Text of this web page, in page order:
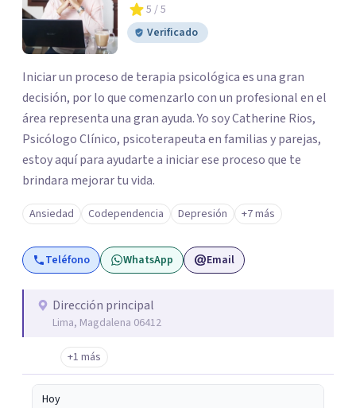
5 / 5
Verificado
Iniciar un proceso de terapia psicológica es una gran
decisión, por lo que comenzarlo con un profesional en el
área representa una gran ayuda. Yo soy Catherine Rios,
Psicólogo Clínico, psicoterapeuta en familias y parejas,
estoy aquí para ayudarte a iniciar ese proceso que te
brindara mejorar tu vida.
Ansiedad Codependencia Depresión +7 más
Teléfono WhatsApp Email
Dirección principal
Lima, Magdalena 06412
+1 más
Hoy